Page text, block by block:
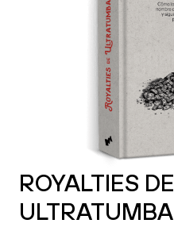
ROYALTIES DE
ULTRATUMBA